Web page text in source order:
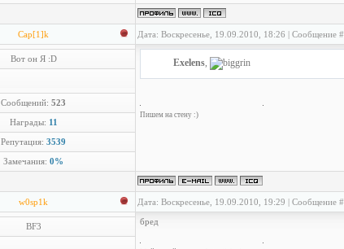
Cap[1]k Дата: Воскресенье, 19.09.2010, 18:26 | Сообщение #
Вот он Я :D
Сообщений: 523
Награды: 11
Репутация: 3539
Замечания: 0%
Exelens,
Пишем на стену :)
w0sp1k Дата: Воскресенье, 19.09.2010, 19:29 | Сообщение #
BF3 бред